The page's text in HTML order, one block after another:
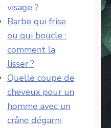
visage ?
Barbe qui frise
ou qui boucle :
comment la
lisser ?
Quelle coupe de
cheveux pour un
homme avec un
crâne dégarni